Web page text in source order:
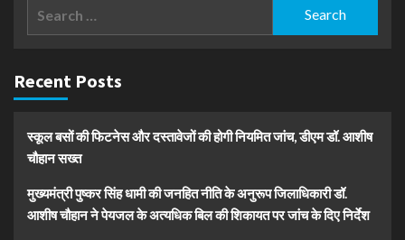
Recent Posts
स्कूल बसों की फिटनेस और दस्तावेजों की होगी नियमित जांच, डीएम डॉ. आशीष
चौहान सख्त
मुख्यमंत्री पुष्कर सिंह धामी की जनहित नीति के अनुरूप जिलाधिकारी डॉ.
आशीष चौहान ने पेयजल के अत्यधिक बिल की शिकायत पर जांच के दिए निर्देश